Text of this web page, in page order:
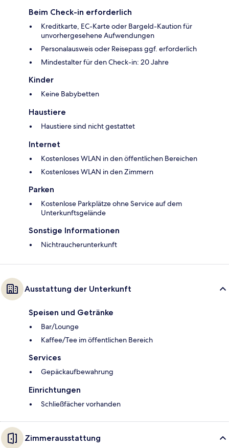
Beim Check-in erforderlich
Kreditkarte, EC-Karte oder Bargeld-Kaution für
unvorhergesehene Aufwendungen
Personalausweis oder Reisepass ggf. erforderlich
Mindestalter für den Check-in: 20 Jahre
Kinder
Keine Babybetten
Haustiere
Haustiere sind nicht gestattet
Internet
Kostenloses WLAN in den öffentlichen Bereichen
Kostenloses WLAN in den Zimmern
Parken
Kostenlose Parkplätze ohne Service auf dem
Unterkunftsgelände
Sonstige Informationen
Nichtraucherunterkunft
Ausstattung der Unterkunft
Speisen und Getränke
Bar/Lounge
Kaffee/Tee im öffentlichen Bereich
Services
Gepäckaufbewahrung
Einrichtungen
Schließfächer vorhanden
Zimmerausstattung